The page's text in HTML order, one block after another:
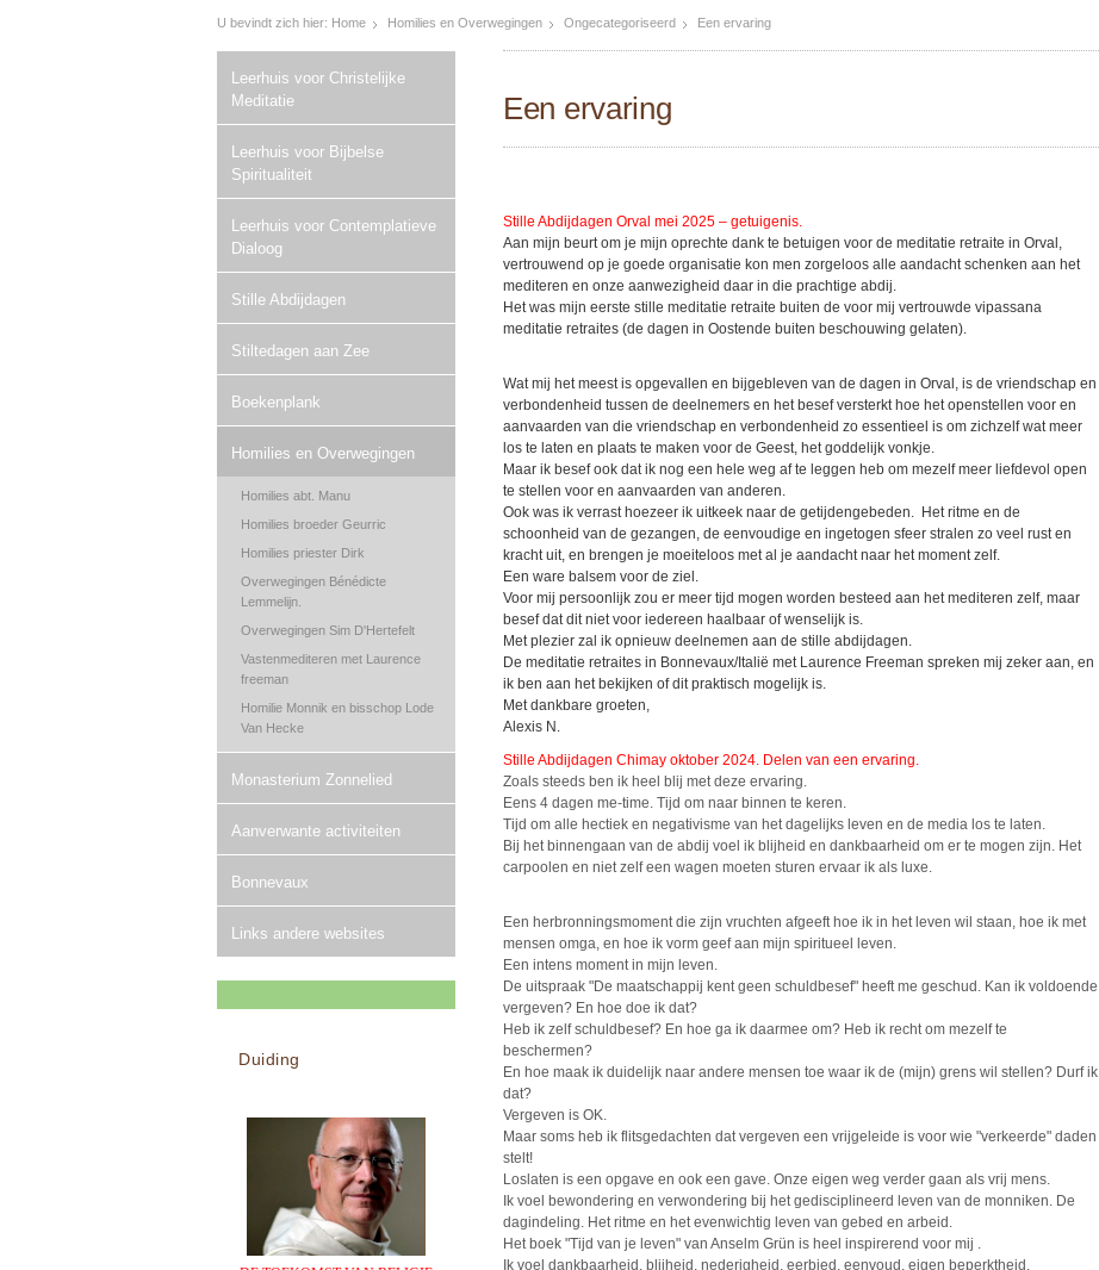
U bevindt zich hier: Home Homilies en Overwegingen Ongecategoriseerd Een ervaring
Leerhuis voor Christelijke
Meditatie
Leerhuis voor Bijbelse
Spiritualiteit
Leerhuis voor Contemplatieve
Dialoog
Stille Abdijdagen
Stiltedagen aan Zee
Boekenplank
Homilies en Overwegingen
Homilies abt. Manu
Homilies broeder Geurric
Homilies priester Dirk
Overwegingen Bénédicte
Lemmelijn.
Overwegingen Sim D'Hertefelt
Vastenmediteren met Laurence
freeman
Homilie Monnik en bisschop Lode
Van Hecke
Monasterium Zonnelied
Aanverwante activiteiten
Bonnevaux
Links andere websites
Duiding
Een ervaring
Stille Abdijdagen Orval mei 2025 – getuigenis.
Aan mijn beurt om je mijn oprechte dank te betuigen voor de meditatie retraite in Orval,
vertrouwend op je goede organisatie kon men zorgeloos alle aandacht schenken aan het
mediteren en onze aanwezigheid daar in die prachtige abdij.
Het was mijn eerste stille meditatie retraite buiten de voor mij vertrouwde vipassana
meditatie retraites (de dagen in Oostende buiten beschouwing gelaten).
Wat mij het meest is opgevallen en bijgebleven van de dagen in Orval, is de vriendschap en
verbondenheid tussen de deelnemers en het besef versterkt hoe het openstellen voor en
aanvaarden van die vriendschap en verbondenheid zo essentieel is om zichzelf wat meer
los te laten en plaats te maken voor de Geest, het goddelijk vonkje.
Maar ik besef ook dat ik nog een hele weg af te leggen heb om mezelf meer liefdevol open
te stellen voor en aanvaarden van anderen.
Ook was ik verrast hoezeer ik uitkeek naar de getijdengebeden. Het ritme en de
schoonheid van de gezangen, de eenvoudige en ingetogen sfeer stralen zo veel rust en
kracht uit, en brengen je moeiteloos met al je aandacht naar het moment zelf.
Een ware balsem voor de ziel.
Voor mij persoonlijk zou er meer tijd mogen worden besteed aan het mediteren zelf, maar
besef dat dit niet voor iedereen haalbaar of wenselijk is.
Met plezier zal ik opnieuw deelnemen aan de stille abdijdagen.
De meditatie retraites in Bonnevaux/Italië met Laurence Freeman spreken mij zeker aan, en
ik ben aan het bekijken of dit praktisch mogelijk is.
Met dankbare groeten,
Alexis N.
Stille Abdijdagen Chimay oktober 2024. Delen van een ervaring.
Zoals steeds ben ik heel blij met deze ervaring.
Eens 4 dagen me-time. Tijd om naar binnen te keren.
Tijd om alle hectiek en negativisme van het dagelijks leven en de media los te laten.
Bij het binnengaan van de abdij voel ik blijheid en dankbaarheid om er te mogen zijn. Het
carpoolen en niet zelf een wagen moeten sturen ervaar ik als luxe.
Een herbronningsmoment die zijn vruchten afgeeft hoe ik in het leven wil staan, hoe ik met
mensen omga, en hoe ik vorm geef aan mijn spiritueel leven.
Een intens moment in mijn leven.
De uitspraak "De maatschappij kent geen schuldbesef" heeft me geschud. Kan ik voldoende
vergeven? En hoe doe ik dat?
Heb ik zelf schuldbesef? En hoe ga ik daarmee om? Heb ik recht om mezelf te
beschermen?
En hoe maak ik duidelijk naar andere mensen toe waar ik de (mijn) grens wil stellen? Durf ik
dat?
Vergeven is OK.
Maar soms heb ik flitsgedachten dat vergeven een vrijgeleide is voor wie "verkeerde" daden
stelt!
Loslaten is een opgave en ook een gave. Onze eigen weg verder gaan als vrij mens.
Ik voel bewondering en verwondering bij het gedisciplineerd leven van de monniken. De
dagindeling. Het ritme en het evenwichtig leven van gebed en arbeid.
Het boek "Tijd van je leven" van Anselm Grün is heel inspirerend voor mij .
Ik voel dankbaarheid, blijheid, nederigheid, eerbied, eenvoud, eigen beperktheid,